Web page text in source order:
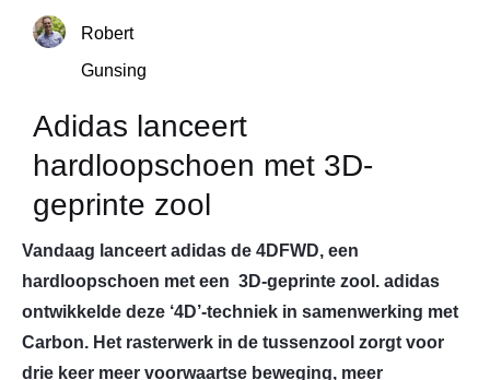
Robert
Gunsing
Adidas lanceert
hardloopschoen met 3D-
geprinte zool
Vandaag lanceert adidas de 4DFWD, een
hardloopschoen met een 3D-geprinte zool. adidas
ontwikkelde deze ‘4D’-techniek in samenwerking met
Carbon. Het rasterwerk in de tussenzool zorgt voor
drie keer meer voorwaartse beweging, meer